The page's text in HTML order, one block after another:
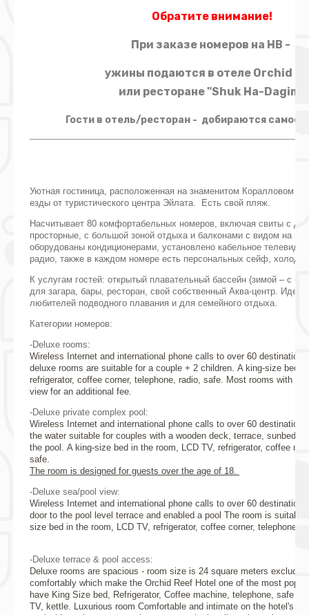
Обратите внимание!
При заказе номеров на HB -
ужины подаются в отеле Orchid
или ресторане"Shuk Ha- Dagim"
Гости в отель/ресторан - добираются
Уютная гостиница, расположенная на знаменитом Коралловом
езды от туристического центра Эйлата.
Есть свой пляж.
Насчитывает 80 комфортабельных номеров, включая свиты с
просторные, с большой зоной отдыха и балконами с видом на
оборудованы кондиционерами, установлено кабельное
радио, также в каждом номере есть персональных сейф,
К услугам гостей: открытый плавательный бассейн (зимой – с
для загара, бары, ресторан, свой собственный Аква-центр.
любителей подводного плавания и для семейного отдыха.
Категории номеров:
-Deluxe rooms:
Wireless Internet and international phone calls to over 60
deluxe rooms are suitable for a couple + 2 children. A king-size bed
refrigerator, coffee corner, telephone, radio, safe. Most rooms with
view for an additional fee.
-Deluxe private complex pool:
Wireless Internet and international phone calls to over 60
the water suitable for couples with a wooden deck, terrace, sunbeds
the pool. A king-size bed in the room, LCD TV, refrigerator, coffee
safe.
The room is designed for guests over the age of 18.
-Deluxe sea/pool view:
Wireless Internet and international phone calls to over 60
door to the pool level terrace and enabled a pool The room is
size bed in the room, LCD TV, refrigerator, coffee corner, telephone,
-Deluxe terrace & pool access:
Deluxe rooms are spacious - room size is 24 square meters
comfortably which make the Orchid Reef Hotel one of the most
have King Size bed, Refrigerator, Coffee machine, telephone, safe
TV, kettle. Luxurious room Comfortable and intimate on the hotel's